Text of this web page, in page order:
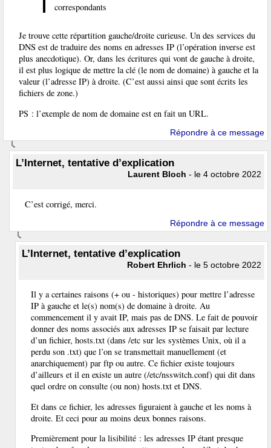
correspondants
Je trouve cette répartition gauche/droite curieuse. Un des services du
DNS est de traduire des noms en adresses IP (l’opération inverse est
plus anecdotique). Or, dans les écritures qui vont de gauche à droite,
il est plus logique de mettre la clé (le nom de domaine) à gauche et la
valeur (l’adresse IP) à droite. (C’est aussi ainsi que sont écrits les
fichiers de zone.)
PS : l’exemple de nom de domaine est en fait un URL.
Répondre à ce message
L’Internet, tentative d’explication
Laurent Bloch - le 4 octobre 2022
C’est corrigé, merci.
Répondre à ce message
L’Internet, tentative d’explication
Robert Ehrlich - le 5 octobre 2022
Il y a certaines raisons (+ ou - historiques) pour mettre l’adresse
IP à gauche et le(s) nom(s) de domaine à droite. Au
commencement il y avait IP, mais pas de DNS. Le fait de pouvoir
donner des noms associés aux adresses IP se faisait par lecture
d’un fichier, hosts.txt (dans /etc sur les systèmes Unix, où il a
perdu son .txt) que l’on se transmettait manuellement (et
anarchiquement) par ftp ou autre. Ce fichier existe toujours
d’ailleurs et il en existe un autre (/etc/nsswitch.conf) qui dit dans
quel ordre on consulte (ou non) hosts.txt et DNS.
Et dans ce fichier, les adresses figuraient à gauche et les noms à
droite. Et ceci pour au moins deux bonnes raisons.
Premièrement pour la lisibilité : les adresses IP étant presque